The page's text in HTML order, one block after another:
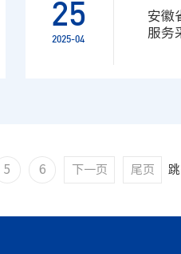
25
2025-04
安徽
服务
5 6 下一页 尾页